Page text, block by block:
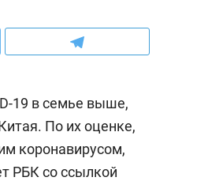
19 в семье выше,
По их оценке,
коронавирусом,
РБК со ссылкой